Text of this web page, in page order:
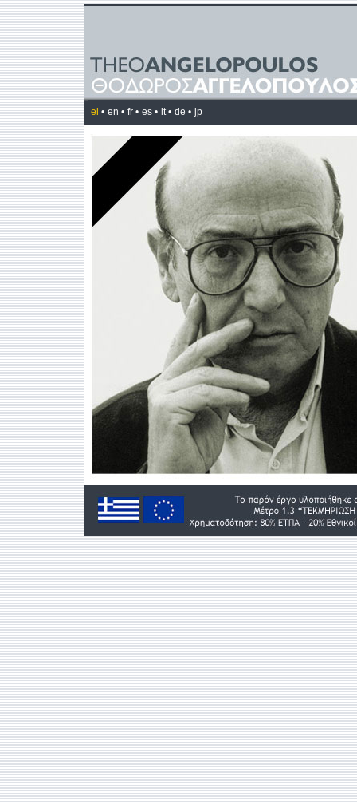
el • en • fr • es • it • de • jp